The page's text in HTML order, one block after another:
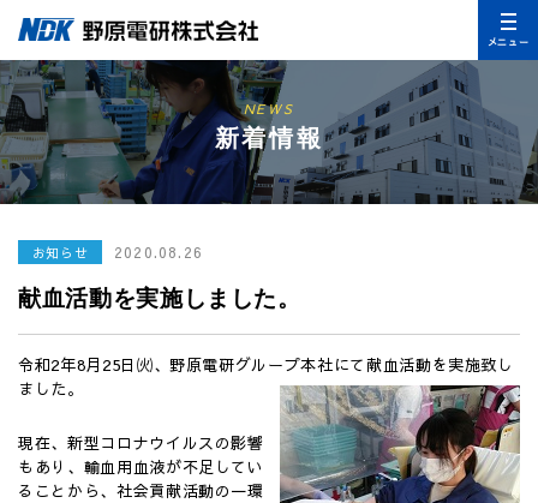
メニュー
NEWS
新着情報
お知らせ 2020.08.26
献血活動を実施しました。
令和2年8月25日㈫、野原電研グループ本社にて献血活動を実施致し
ました。
現在、新型コロナウイルスの影響
もあり、輸血用血液が不足してい
ることから、社会貢献活動の一環